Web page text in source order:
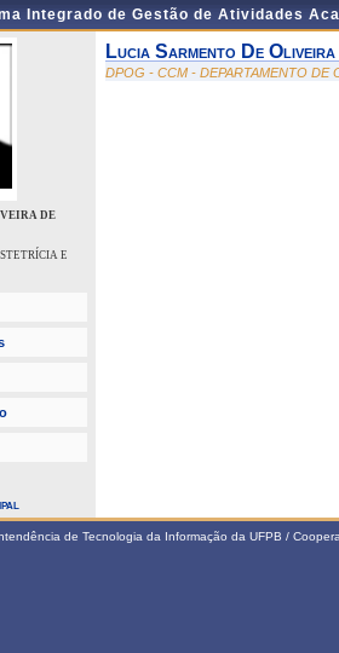
Integrado de Gestão de Atividades
DE
E
Lucia Sarmento De
DPOG - CCM - DEPARTAMENTO DE
de Tecnologia da Informação da UFPB /